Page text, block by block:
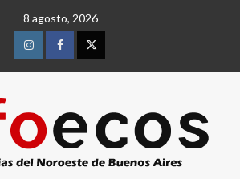
8 agosto, 2026
InstagramFacebookTwitter